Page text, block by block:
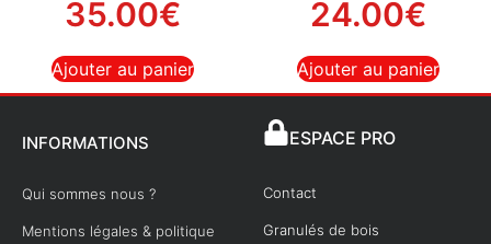
35.00€
Ajouter au panier
24.00€
Ajouter au panier
INFORMATIONS
Qui sommes nous ?
Mentions légales & politique
ESPACE PRO
Contact
Granulés de bois